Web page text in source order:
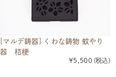
[マルデ鋳器] くわな鋳物 蚊やり
器 桔梗
¥5,500 (税込)